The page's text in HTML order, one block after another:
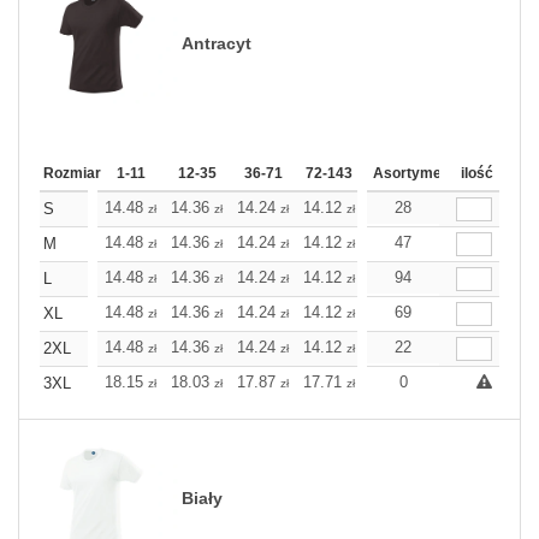
Antracyt
Rozmiar 1-11 12-35 36-71 72-143 144-287 288 Dodaj
Asortyment ilość
S 14.48 zł 14.36 zł 14.24 zł 14.12 zł 14.00
28
M
14.48 zł 14.36 zł 14.24 zł 14.12 zł 14.00
47
L
14.48 zł 14.36 zł 14.24 zł 14.12 zł 14.00
94
XL
14.48 zł 14.36 zł 14.24 zł 14.12 zł 14.00
69
2XL
14.48 zł 14.36 zł 14.24 zł 14.12 zł 14.00
22
3XL
18.15 zł 18.03 zł 17.87 zł 17.71 zł 17.55 17.55zł
0
Biały